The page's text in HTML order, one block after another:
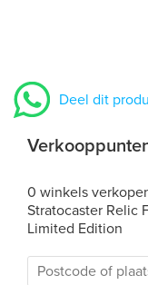
Deel dit
0 winkels
Stratocaster Relic
Limited Edition